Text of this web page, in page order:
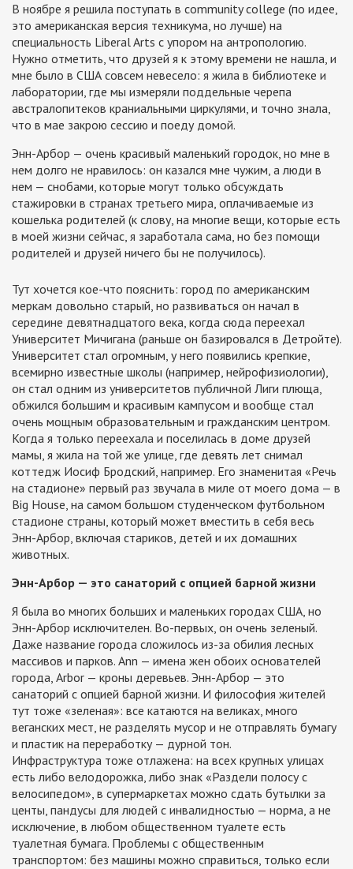
В ноябре я решила поступать в community college (по идее,
это американская версия техникума, но лучше) на
специальность Liberal Arts с упором на антропологию.
Нужно отметить, что друзей я к этому времени не нашла, и
мне было в США совсем невесело: я жила в библиотеке и
лаборатории, где мы измеряли поддельные черепа
австралопитеков краниальными циркулями, и точно знала,
что в мае закрою сессию и поеду домой.
Энн-Арбор — очень красивый маленький городок, но мне в
нем долго не нравилось: он казался мне чужим, а люди в
нем — снобами, которые могут только обсуждать
стажировки в странах третьего мира, оплачиваемые из
кошелька родителей (к слову, на многие вещи, которые есть
в моей жизни сейчас, я заработала сама, но без помощи
родителей и друзей ничего бы не получилось).
Тут хочется кое-что пояснить: город по американским
меркам довольно старый, но развиваться он начал в
середине девятнадцатого века, когда сюда переехал
Университет Мичигана (раньше он базировался в Детройте).
Университет стал огромным, у него появились крепкие,
всемирно известные школы (например, нейрофизиологии),
он стал одним из университетов публичной Лиги плюща,
обжился большим и красивым кампусом и вообще стал
очень мощным образовательным и гражданским центром.
Когда я только переехала и поселилась в доме друзей
мамы, я жила на той же улице, где девять лет снимал
коттедж Иосиф Бродский, например. Его знаменитая «Речь
на стадионе» первый раз звучала в миле от моего дома — в
Big House, на самом большом студенческом футбольном
стадионе страны, который может вместить в себя весь
Энн-Арбор, включая стариков, детей и их домашних
животных.
Энн-Арбор — это санаторий с опцией барной жизни
Я была во многих больших и маленьких городах США, но
Энн-Арбор исключителен. Во-первых, он очень зеленый.
Даже название города сложилось из-за обилия лесных
массивов и парков. Ann — имена жен обоих основателей
города, Arbor — кроны деревьев. Энн-Арбор — это
санаторий с опцией барной жизни. И философия жителей
тут тоже «зеленая»: все катаются на великах, много
веганских мест, не разделять мусор и не отправлять бумагу
и пластик на переработку — дурной тон.
Инфраструктура тоже отлажена: на всех крупных улицах
есть либо велодорожка, либо знак «Раздели полосу с
велосипедом», в супермаркетах можно сдать бутылки за
центы, пандусы для людей с инвалидностью — норма, а не
исключение, в любом общественном туалете есть
туалетная бумага. Проблемы с общественным
транспортом: без машины можно справиться, только если